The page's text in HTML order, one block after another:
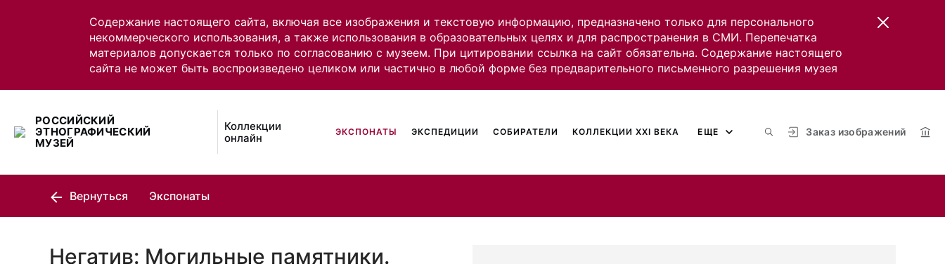
Содержание настоящего сайта, включая все изображения и текстовую информацию, предназначено только для персонального
некоммерческого использования, а также использования в образовательных целях и для распространения в СМИ. Перепечатка
материалов допускается только по согласованию с музеем. При цитировании ссылка на сайт обязательна. Содержание настоящего
сайта не может быть воспроизведено целиком или частично в любой форме без предварительного письменного разрешения музея
РОССИЙСКИЙ
ЭТНОГРАФИЧЕСКИЙ
МУЗЕЙ
Коллекции
онлайн
Заказ изображений
ЭКСПОНАТЫ ЭКСПЕДИЦИИ СОБИРАТЕЛИ КОЛЛЕКЦИИ XXI ВЕКА ЕЩЕ
Вернуться Экспонаты
Негатив: Могильные памятники.